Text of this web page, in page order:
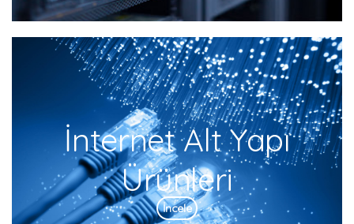
İnternet Alt Yapı
Ürünleri
İncele